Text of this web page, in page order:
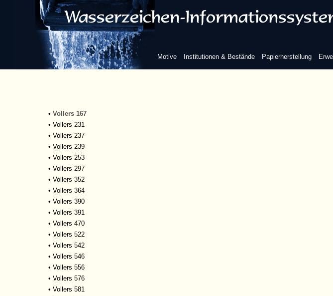
Motive Institutionen & Bestände Papierherstellung
•Scr.eccl.1218
•Scr.eccl.1267(II)/2
•Scr.eccl.1297
•Scr.eccl.1369-b
•St.Thom.442/3
•St.Thomas.409/3
•Tract.jur.55-l/5
• Vollers 167
• Vollers 231
• Vollers 237
• Vollers 239
• Vollers 253
• Vollers 297
• Vollers 352
• Vollers 364
• Vollers 390
• Vollers 391
• Vollers 470
• Vollers 522
• Vollers 542
• Vollers 546
• Vollers 556
• Vollers 576
• Vollers 581